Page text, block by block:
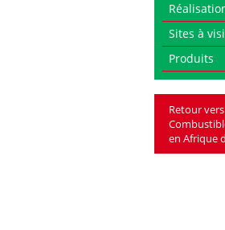
Sites à
Produits
Retour
en Afrique